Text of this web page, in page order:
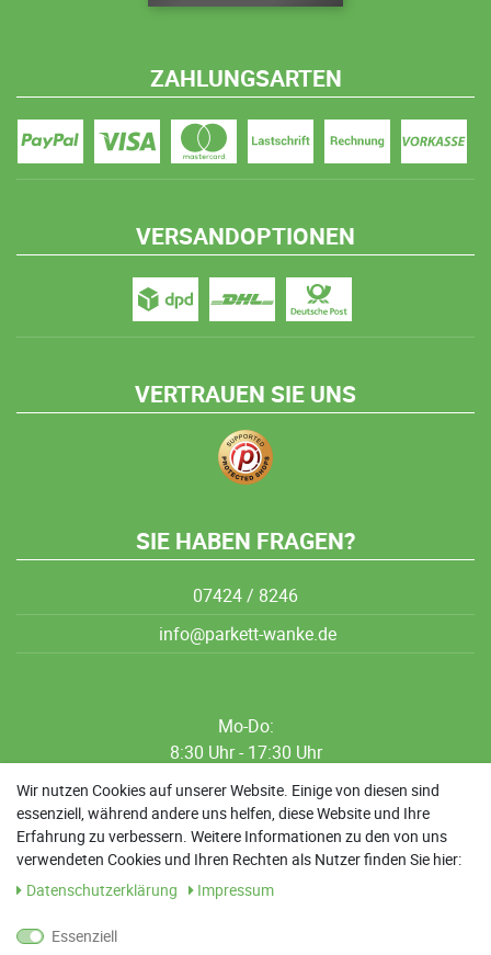
ZAHLUNGSARTEN
VERSANDOPTIONEN
VERTRAUEN SIE UNS
SIE HABEN FRAGEN?
07424 / 8246
info@parkett-wanke.de
Mo-Do:
8:30 Uhr - 17:30 Uhr
8:30 Uhr - 12:00 Uhr
13:00 Uhr - 17:30 Uhr
Sa: 9:00 Uhr - 13:00 Uhr
Wir nutzen Cookies auf unserer Website. Einige von diesen sind
essenziell, während andere uns helfen, diese Website und Ihre
Erfahrung zu verbessern. Weitere Informationen zu den von uns
verwendeten Cookies und Ihren Rechten als Nutzer finden Sie hier:
Daten­schutz­erklärung
Impressum
Essenziell